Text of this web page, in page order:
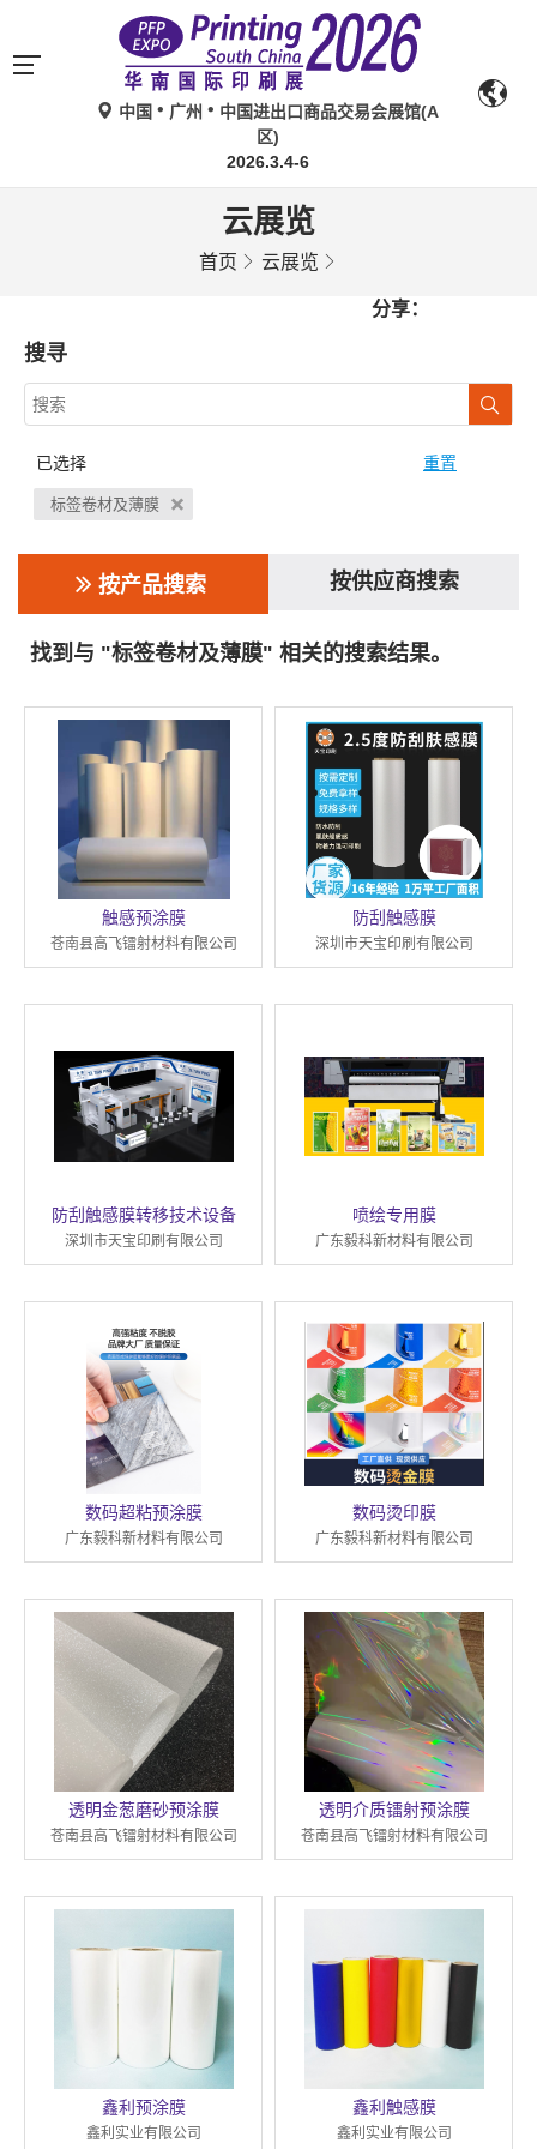
中国 广州
中国进出口商品交易会展馆(A
区)
2026.3.4-6
云展览
首页 云展览
分享：
搜寻
已选择 重置
标签卷材及薄膜
按产品搜索 按供应商搜索
找到与 "标签卷材及薄膜" 相关的搜索结果。
触感预涂膜
苍南县高飞镭射材料有限公司
防刮触感膜
深圳市天宝印刷有限公司
防刮触感膜转移技术设备
深圳市天宝印刷有限公司
喷绘专用膜
广东毅科新材料有限公司
数码超粘预涂膜
广东毅科新材料有限公司
数码烫印膜
广东毅科新材料有限公司
透明金葱磨砂预涂膜
苍南县高飞镭射材料有限公司
透明介质镭射预涂膜
苍南县高飞镭射材料有限公司
鑫利预涂膜
鑫利实业有限公司
鑫利触感膜
鑫利实业有限公司